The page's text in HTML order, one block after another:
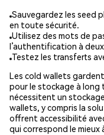
Sauvegardez les seed
en toute sécurité.
Utilisez des mots de
l’authentification à
Testez les transferts
Les cold wallets
pour le stockage à long
nécessitent un
wallets, y compris la
offrent accessibilité
qui correspond le mieux